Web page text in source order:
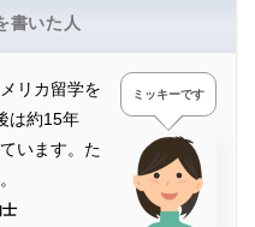
書いた人
リカ留学を
は約15年
います。た
士
ミッキーです